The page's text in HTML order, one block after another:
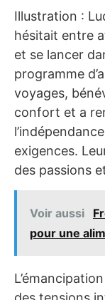
Illustration :
hésitait entre
et se lancer
programme
voyages,
confort et a
exigences.
des passions
Voir aussi
pour une